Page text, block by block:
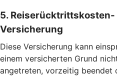
5.
Versicherung
Diese Versicherung kann
einem versicherten Grund
angetreten, vorzeitig beendet